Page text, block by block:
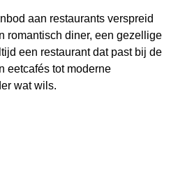
aan restaurants verspreid
romantisch diner, een gezellige
een restaurant dat past bij de
eetcafés tot moderne
wat wils.
buurt, bijvoorbeeld in